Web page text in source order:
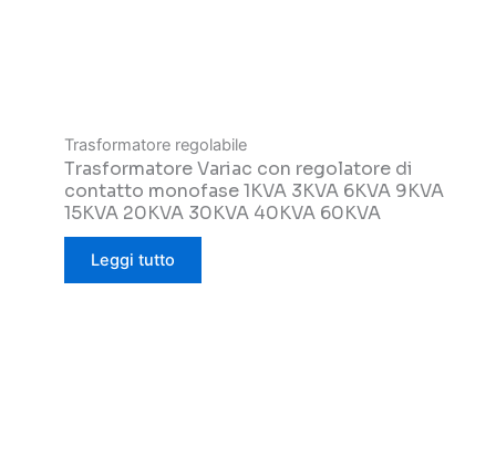
Trasformatore regolabile
Trasformatore Variac con regolatore di
contatto monofase 1KVA 3KVA 6KVA 9KVA
15KVA 20KVA 30KVA 40KVA 60KVA
Leggi tutto